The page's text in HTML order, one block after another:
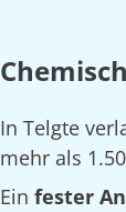
In Telgte
mehr als
Ein fester